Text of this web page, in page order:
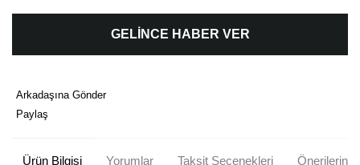
GELİNCE HABER VER
Arkadaşına Gönder
Paylaş
Ürün Bilgisi Yorumlar Taksit Seçenekleri Önerileriniz